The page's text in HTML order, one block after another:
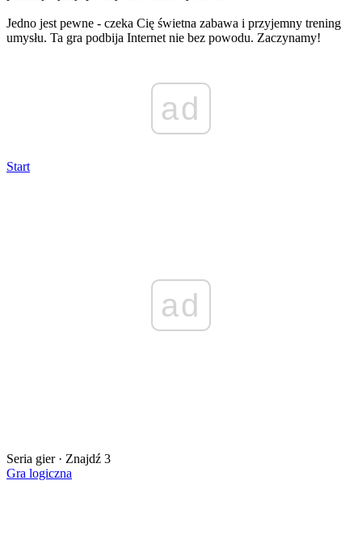
Jedno jest pewne - czeka Cię świetna zabawa i przyjemny trening
umysłu. Ta gra podbija Internet nie bez powodu. Zaczynamy!
ad
Start
ad
Seria gier · Znajdź 3
Gra logiczna